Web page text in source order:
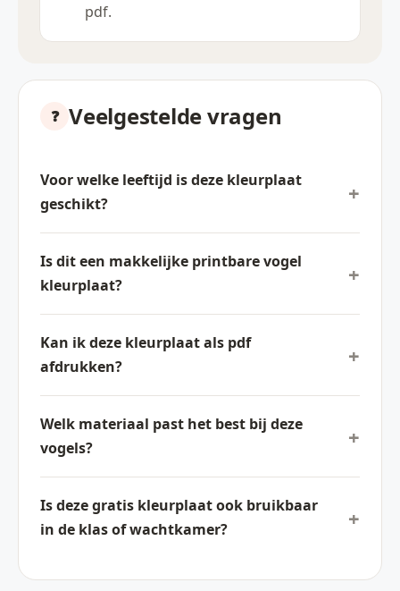
pdf.
Veelgestelde vragen
Voor welke leeftijd is deze kleurplaat
geschikt?
Is dit een makkelijke printbare vogel
kleurplaat?
Kan ik deze kleurplaat als pdf
afdrukken?
Welk materiaal past het best bij deze
vogels?
Is deze gratis kleurplaat ook bruikbaar
in de klas of wachtkamer?